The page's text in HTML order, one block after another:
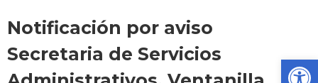
Notificación por aviso
Secretaria de Servicios